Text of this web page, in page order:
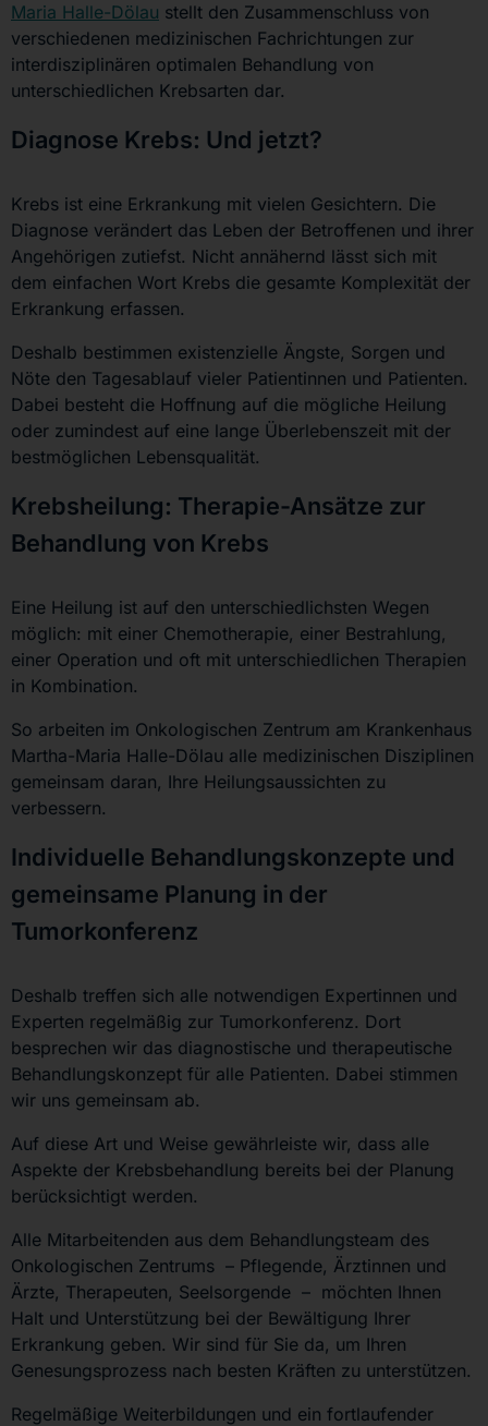
Maria Halle-Dölau stellt den Zusammenschluss von
verschiedenen medizinischen Fachrichtungen zur
interdisziplinären optimalen Behandlung von
unterschiedlichen Krebsarten dar.
Diagnose Krebs: Und jetzt?
Krebs ist eine Erkrankung mit vielen Gesichtern. Die
Diagnose verändert das Leben der Betroffenen und ihrer
Angehörigen zutiefst. Nicht annähernd lässt sich mit
dem einfachen Wort Krebs die gesamte Komplexität der
Erkrankung erfassen.
Deshalb bestimmen existenzielle Ängste, Sorgen und
Nöte den Tagesablauf vieler Patientinnen und Patienten.
Dabei besteht die Hoffnung auf die mögliche Heilung
oder zumindest auf eine lange Überlebenszeit mit der
bestmöglichen Lebensqualität.
Krebsheilung: Therapie-Ansätze zur
Behandlung von Krebs
Eine Heilung ist auf den unterschiedlichsten Wegen
möglich: mit einer Chemotherapie, einer Bestrahlung,
einer Operation und oft mit unterschiedlichen Therapien
in Kombination.
So arbeiten im Onkologischen Zentrum am Krankenhaus
Martha-Maria Halle-Dölau alle medizinischen Disziplinen
gemeinsam daran, Ihre Heilungsaussichten zu
verbessern.
Individuelle Behandlungskonzepte und
gemeinsame Planung in der
Tumorkonferenz
Deshalb treffen sich alle notwendigen Expertinnen und
Experten regelmäßig zur Tumorkonferenz. Dort
besprechen wir das diagnostische und therapeutische
Behandlungskonzept für alle Patienten. Dabei stimmen
wir uns gemeinsam ab.
Auf diese Art und Weise gewährleiste wir, dass alle
Aspekte der Krebsbehandlung bereits bei der Planung
berücksichtigt werden.
Alle Mitarbeitenden aus dem Behandlungsteam des
Onkologischen Zentrums – Pflegende, Ärztinnen und
Ärzte, Therapeuten, Seelsorgende – möchten Ihnen
Halt und Unterstützung bei der Bewältigung Ihrer
Erkrankung geben. Wir sind für Sie da, um Ihren
Genesungsprozess nach besten Kräften zu unterstützen.
Regelmäßige Weiterbildungen und ein fortlaufender